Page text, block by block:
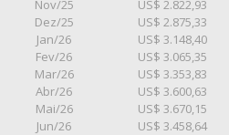
Nov/25
US$ 2.822,93
Dez/25
US$ 2.875,33
Jan/26
US$ 3.148,40
Fev/26
US$ 3.065,35
Mar/26
US$ 3.353,83
Abr/26
US$ 3.600,63
Mai/26
US$ 3.670,15
Jun/26
US$ 3.458,64